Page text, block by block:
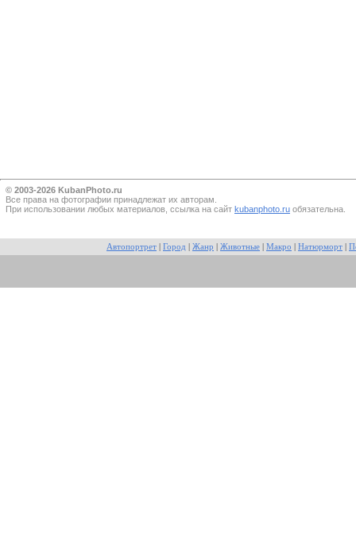
© 2003-2026 KubanPhoto.ru
Все прaва на фотографии принадлежат их авторам.
При использовании любых материалов, ссылка на сайт kubanphoto.ru обязательна.
Автопортрет Город Жанр Животные Макро Натюрморт